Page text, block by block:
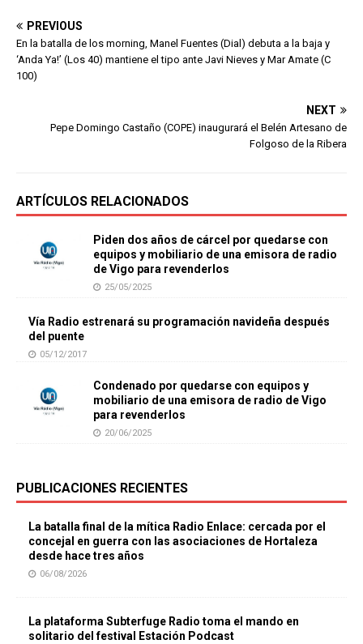
PREVIOUS
En la batalla de los morning, Manel Fuentes (Dial) debuta a la baja y
‘Anda Ya!’ (Los 40) mantiene el tipo ante Javi Nieves y Mar Amate (C
100)
NEXT
Pepe Domingo Castaño (COPE) inaugurará el Belén Artesano de
Folgoso de la Ribera
ARTÍCULOS RELACIONADOS
Piden dos años de cárcel por quedarse con
equipos y mobiliario de una emisora de radio
de Vigo para revenderlos
25/05/2025
Vía Radio estrenará su programación navideña después
del puente
05/12/2017
Condenado por quedarse con equipos y
mobiliario de una emisora de radio de Vigo
para revenderlos
20/06/2025
PUBLICACIONES RECIENTES
La batalla final de la mítica Radio Enlace: cercada por el
concejal en guerra con las asociaciones de Hortaleza
desde hace tres años
06/08/2026
La plataforma Subterfuge Radio toma el mando en
solitario del festival Estación Podcast